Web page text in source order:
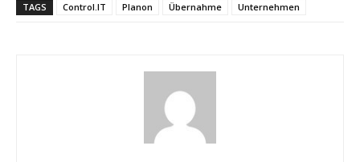
TAGS Control.IT Planon Übernahme Unternehmen